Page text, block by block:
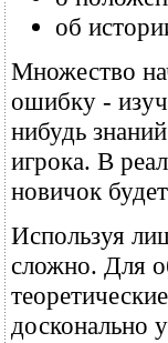
об
Множество
ошибку -
нибудь
игрока. В
новичок
Используя
сложно. Для
досконально